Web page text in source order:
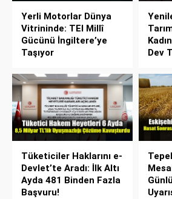
Yerli Motorlar Dünya
Vitrininde: TEI Millî
Gücünü İngiltere’ye
Taşıyor
Dev
Tüketiciler Haklarını e-
Devlet’te Aradı: İlk Altı
Ayda 481 Binden Fazla
Başvuru!